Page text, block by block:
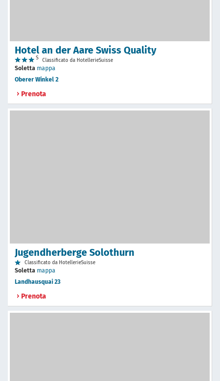
Hotel an der Aare Swiss Quality
S Classificato da HotellerieSuisse
Soletta mappa
Oberer Winkel 2
Prenota
Jugendherberge Solothurn
Classificato da HotellerieSuisse
Soletta mappa
Landhausquai 23
Prenota